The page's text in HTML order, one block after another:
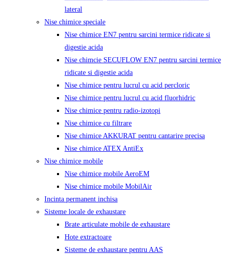
lateral
Nise chimice speciale
Nise chimice EN7 pentru sarcini termice ridicate si
digestie acida
Nise chimcie SECUFLOW EN7 pentru sarcini termice
ridicate si digestie acida
Nise chimice pentru lucrul cu acid percloric
Nise chimice pentru lucrul cu acid fluorhidric
Nise chimice pentru radio-izotopi
Nise chimice cu filtrare
Nise chimice AKKURAT pentru cantarire precisa
Nise chimice ATEX AntiEx
Nise chimice mobile
Nise chimice mobile AeroEM
Nise chimice mobile MobilAir
Incinta permanent inchisa
Sisteme locale de exhaustare
Brate articulate mobile de exhaustare
Hote extractoare
Sisteme de exhaustare pentru AAS